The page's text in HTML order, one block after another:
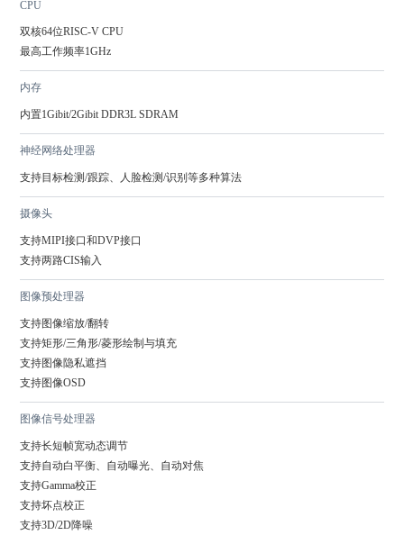
CPU
双核64位RISC-V CPU
最高工作频率1GHz
内存
内置1Gibit/2Gibit DDR3L SDRAM
神经网络处理器
支持目标检测/跟踪、人脸检测/识别等多种算法
摄像头
支持MIPI接口和DVP接口
支持两路CIS输入
图像预处理器
支持图像缩放/翻转
支持矩形/三角形/菱形绘制与填充
支持图像隐私遮挡
支持图像OSD
图像信号处理器
支持长短帧宽动态调节
支持自动白平衡、自动曝光、自动对焦
支持Gamma校正
支持坏点校正
支持3D/2D降噪